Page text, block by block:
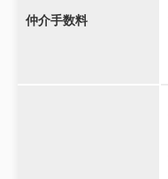
仲介手数料